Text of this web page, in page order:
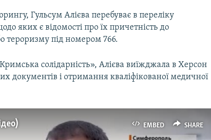
Гульсум Алієва перебуває в переліку
яких є відомості про їх причетність до
тероризму під номером 766.
солідарність», Алієва виїжджала в Херсон
документів і отримання кваліфікованої медичної
EMBED SHARE